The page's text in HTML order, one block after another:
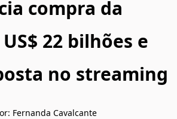
compra da
22 bilhões e
no streaming
Fernanda Cavalcante